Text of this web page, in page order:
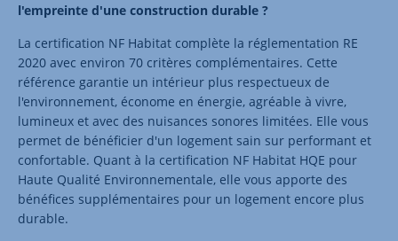
l'empreinte d'une construction durable ?
La certification NF Habitat complète la réglementation RE
2020 avec environ 70 critères complémentaires. Cette
référence garantie un intérieur plus respectueux de
l'environnement, économe en énergie, agréable à vivre,
lumineux et avec des nuisances sonores limitées. Elle vous
permet de bénéficier d'un logement sain sur performant et
confortable. Quant à la certification NF Habitat HQE pour
Haute Qualité Environnementale, elle vous apporte des
bénéfices supplémentaires pour un logement encore plus
durable.